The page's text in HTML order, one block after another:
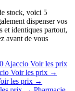
stock, voici 5
dispenser vos
et identiques partout,
avant de vous
Ajaccio Voir les prix
Voir les prix →
les prix →